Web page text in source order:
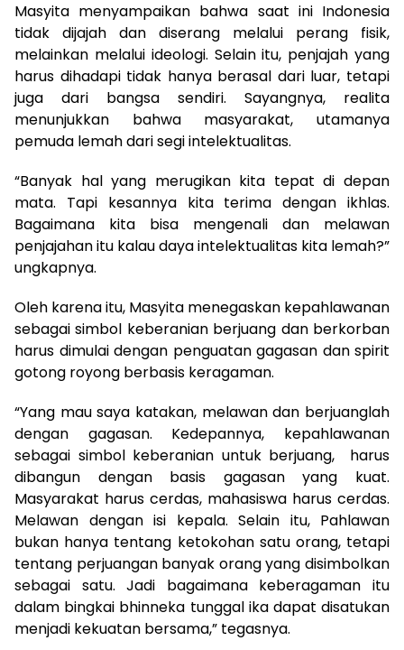
Masyita menyampaikan bahwa saat ini Indonesia
tidak dijajah dan diserang melalui perang fisik,
melainkan melalui ideologi. Selain itu, penjajah yang
harus dihadapi tidak hanya berasal dari luar, tetapi
juga dari bangsa sendiri. Sayangnya, realita
menunjukkan bahwa masyarakat, utamanya
pemuda lemah dari segi intelektualitas.
“Banyak hal yang merugikan kita tepat di depan
mata. Tapi kesannya kita terima dengan ikhlas.
Bagaimana kita bisa mengenali dan melawan
penjajahan itu kalau daya intelektualitas kita lemah?”
ungkapnya.
Oleh karena itu, Masyita menegaskan kepahlawanan
sebagai simbol keberanian berjuang dan berkorban
harus dimulai dengan penguatan gagasan dan spirit
gotong royong berbasis keragaman.
“Yang mau saya katakan, melawan dan berjuanglah
dengan gagasan. Kedepannya, kepahlawanan
sebagai simbol keberanian untuk berjuang, harus
dibangun dengan basis gagasan yang kuat.
Masyarakat harus cerdas, mahasiswa harus cerdas.
Melawan dengan isi kepala. Selain itu, Pahlawan
bukan hanya tentang ketokohan satu orang, tetapi
tentang perjuangan banyak orang yang disimbolkan
sebagai satu. Jadi bagaimana keberagaman itu
dalam bingkai bhinneka tunggal ika dapat disatukan
menjadi kekuatan bersama,” tegasnya.